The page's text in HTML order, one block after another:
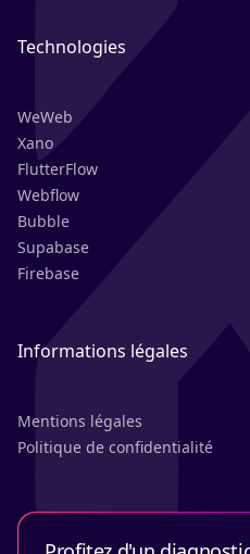
Technologies
WeWeb
Xano
FlutterFlow
Webflow
Bubble
Supabase
Firebase
Informations légales
Mentions légales
Politique de confidentialité